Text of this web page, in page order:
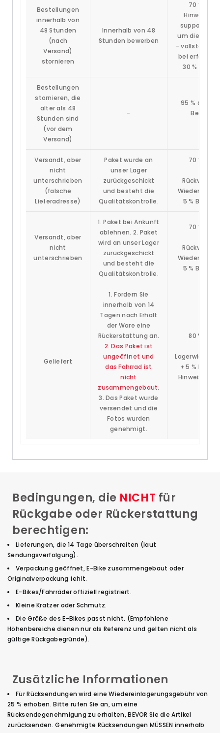
Bestellungen
innerhalb von
48 Stunden
(nach
Versand)
stornieren
Innerhalb von 48
Stunden bewerben
70 %
Hinweis:
um die
–
bei
30 %
Bestellungen
stornieren, die
älter als 48
Stunden sind
(vor dem
Versand)
-
95 % des
Versandt, aber
nicht
unterschrieben
(falsche
Lieferadresse)
Paket wurde an
unser Lager
zurückgeschickt
und besteht die
Qualitätskontrolle.
70 %
5 %
Versandt, aber
nicht
unterschrieben
1. Paket bei Ankunft
ablehnen. 2. Paket
wird an unser Lager
zurückgeschickt
und besteht die
Qualitätskontrolle.
70 %
5 %
Geliefert
1. Fordern Sie
innerhalb von 14
Tagen nach Erhalt
der Ware eine
Rückerstattung an.
2. Das Paket ist
ungeöffnet und
das Fahrrad ist
nicht
zusammengebaut.
3. Das Paket wurde
versendet und die
Fotos wurden
genehmigt.
80 %
+ 5 %
Hinweis:
Bedingungen, die NICHT für
Rückgabe oder Rückerstattung
berechtigen:
Lieferungen, die 14 Tage überschreiten (laut
Sendungsverfolgung).
Verpackung geöffnet, E-Bike zusammengebaut oder
Originalverpackung fehlt.
E-Bikes/Fahrräder offiziell registriert.
Kleine Kratzer oder Schmutz.
Die Größe des E-Bikes passt nicht. (Empfohlene
Höhenbereiche dienen nur als Referenz und gelten nicht als
gültige Rückgabegründe).
Für Rücksendungen wird eine Wiedereinlagerungsgebühr von
25 % erhoben. Bitte rufen Sie an, um eine
Rücksendegenehmigung zu erhalten, BEVOR Sie die Artikel
zurücksenden. Genehmigte Rücksendungen MÜSSEN innerhalb